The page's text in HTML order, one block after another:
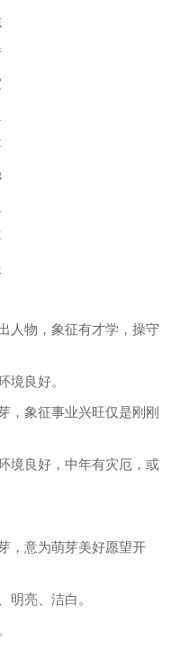
物，象征有才学，操守
良好。
象征事业兴旺仅是刚刚
良好，中年有灾厄，或
意为萌芽美好愿望开
亮、洁白。